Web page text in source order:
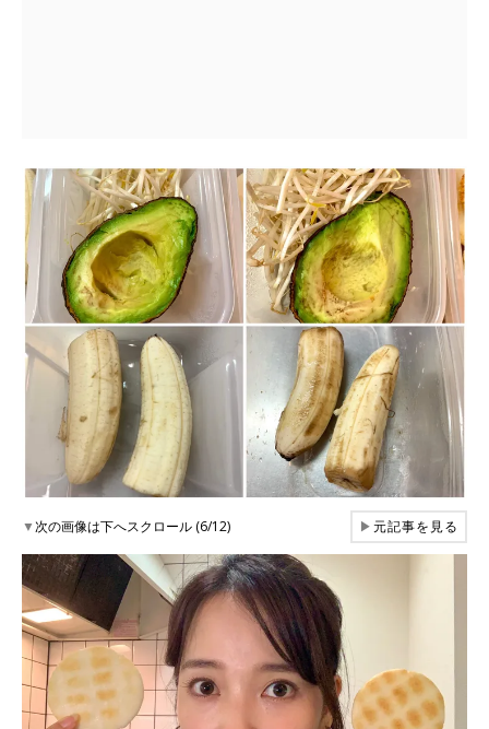
▼次の画像は下へスクロール (6/12) ▶元記事を見る